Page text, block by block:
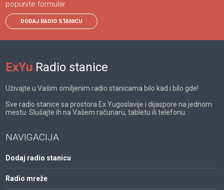
popunite formular.
DODAJ RADIO STANICU
ExYu Radio stanice
Uživajte u Vašim omiljenim radio stanicama bilo kad i bilo gde!
Sve radio stanice sa prostora Ex Yugoslavije i dijaspore na jednom
mestu. Slušajte ih na Vašem računaru, tabletu ili telefonu.
NAVIGACIJA
Dodaj radio stanicu
Radio mreže